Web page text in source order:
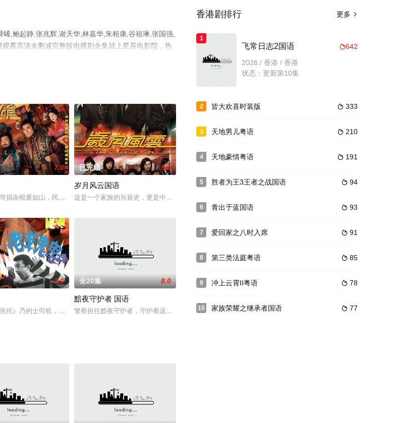
,鲍起静,张兆辉,谢天华,林嘉华,朱栢康,谷祖琳,张国强,
看高清未删减完整版电视剧全集就上星辰电影院，热
台了解。
7.0
捐杂税重如山，民不聊生。富家千金吕雉（张可颐 饰）虽为女儿身，却胸怀大
已完结 9.0
岁月风云国语
这是一个家族的兴衰史，更是中国汽车产业的兴衰史。华家三兄弟，文翰（刘松仁 饰）、文
嘉华）俱热爱踢足球，结为好友，两人同
2.0
伦）乃的士司机，为人踏实，与母（苏杏璇）相依为命。尚天堂（张卫健）为好
全20集 8.0
黯夜守护者 国语
警察担任黯夜守护者，守护着这个城市，亦透过不同案件，揭示案中人背后的故事，探索社会
更多 
香港剧排行
1
642
飞常日志2国语
2026 / 香港 / 香港
状态：更新第10集
2  333
皆大欢喜时装版
3  210
天地男儿粤语
4  191
天地豪情粤语
5  94
胜者为王3王者之战国语
6  93
青出于蓝国语
7  91
爱回家之八时入席
8  85
第三类法庭粤语
9  78
冲上云霄II粤语
10  77
家族荣耀之继承者国语